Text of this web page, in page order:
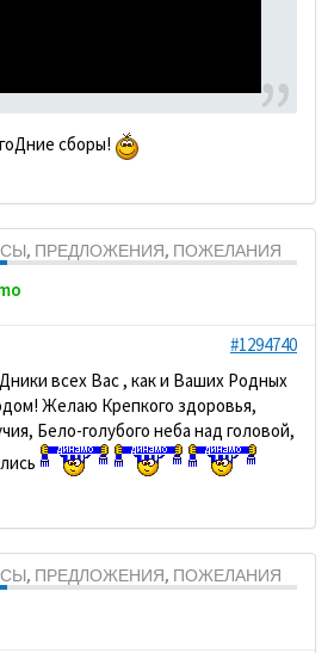
сборы!
ПРЕДЛОЖЕНИЯ, ПОЖЕЛАНИЯ
#1294740
всех Вас , как и Ваших Родных
Желаю Крепкого здоровья,
Бело-голубого неба над головой,
ПРЕДЛОЖЕНИЯ, ПОЖЕЛАНИЯ